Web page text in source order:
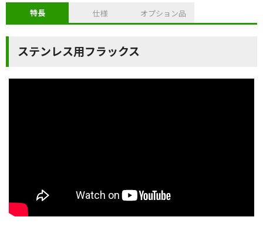
特長 仕様 オプション品
ステンレス用フラックス